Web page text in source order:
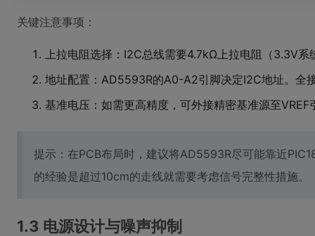
关键注意事项：
上拉电阻选择：I2C总线需要4.7kΩ上拉电阻（3.3V系
地址配置：AD5593R的A0-A2引脚决定I2C地址。全
基准电压：如需更高精度，可外接精密基准源至VREF
提示：在PCB布局时，建议将AD5593R尽可能靠近
的经验是超过10cm的走线就需要考虑信号完整性措施。
1.3 电源设计与噪声抑制